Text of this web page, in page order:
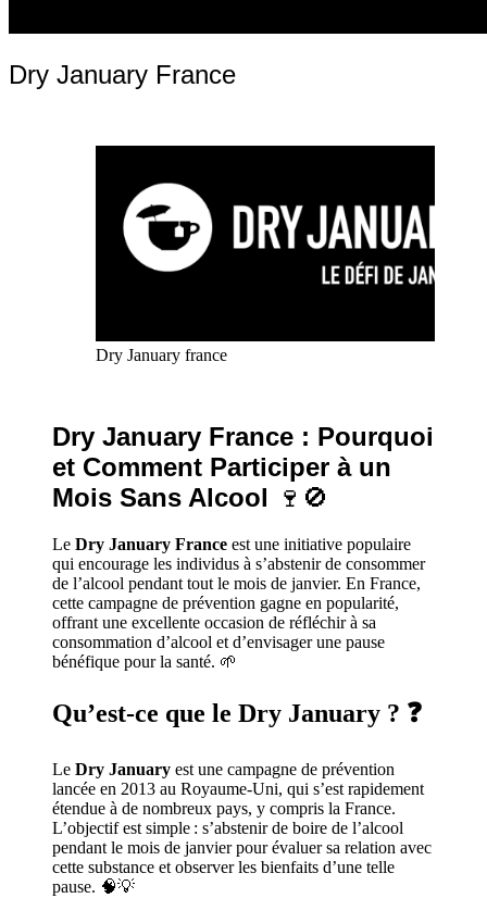
Dry January France
Dry January france
Dry January France : Pourquoi
et Comment Participer à un
Mois Sans Alcool 🍷🚫
Le Dry January France est une initiative populaire
qui encourage les individus à s’abstenir de consommer
de l’alcool pendant tout le mois de janvier. En France,
cette campagne de prévention gagne en popularité,
offrant une excellente occasion de réfléchir à sa
consommation d’alcool et d’envisager une pause
bénéfique pour la santé. 🌱
Qu’est-ce que le Dry January ? ❓
Le Dry January est une campagne de prévention
lancée en 2013 au Royaume-Uni, qui s’est rapidement
étendue à de nombreux pays, y compris la France.
L’objectif est simple : s’abstenir de boire de l’alcool
pendant le mois de janvier pour évaluer sa relation avec
cette substance et observer les bienfaits d’une telle
pause. 🧠💡